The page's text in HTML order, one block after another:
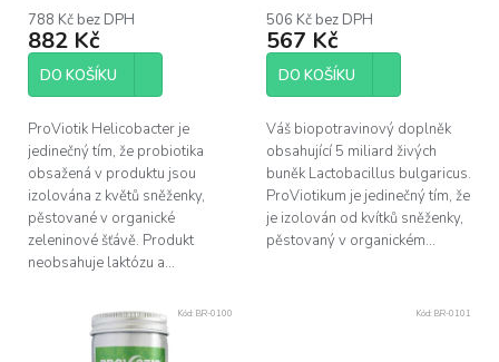
788 Kč bez DPH
882 Kč
DO KOŠÍKU
ProViotik Helicobacter je
jedinečný tím, že probiotika
obsažená v produktu jsou
izolována z květů sněženky,
pěstované v organické
zeleninové šťávě. Produkt
neobsahuje laktózu a...
506 Kč bez DPH
567 Kč
DO KOŠÍKU
Váš biopotravinový doplněk
obsahující 5 miliard živých
buněk Lactobacillus bulgaricus.
ProViotikum je jedinečný tím, že
je izolován od kvítků sněženky,
pěstovaný v organickém...
Kód: BR-0100 Kód: BR-0101